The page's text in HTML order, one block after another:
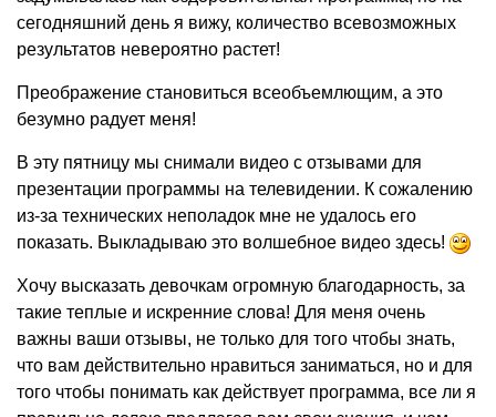
сегодняшний день я вижу, количество всевозможных
результатов невероятно растет!
Преображение становиться всеобъемлющим, а это
безумно радует меня!
В эту пятницу мы снимали видео с отзывами для
презентации программы на телевидении. К сожалению
из-за технических неполадок мне не удалось его
показать. Выкладываю это волшебное видео здесь!
Хочу высказать девочкам огромную благодарность, за
такие теплые и искренние слова! Для меня очень
важны ваши отзывы, не только для того чтобы знать,
что вам действительно нравиться заниматься, но и для
того чтобы понимать как действует программа, все ли я